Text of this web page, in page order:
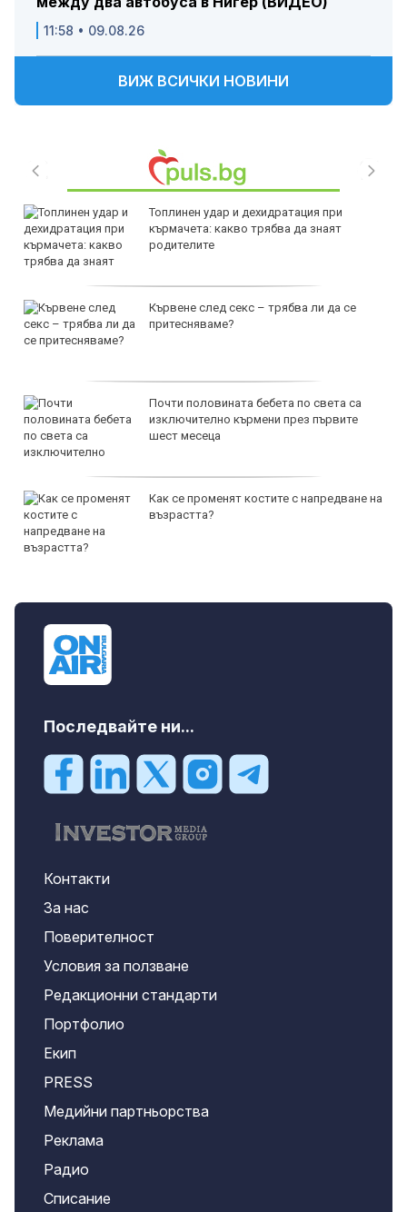
11:58 • 09.08.26
ВИЖ ВСИЧКИ НОВИНИ
Топлинен удар и дехидратация при
кърмачета: какво трябва да знаят
родителите
Кървене след секс – трябва ли да се
притесняваме?
Почти половината бебета по света са
изключително кърмени през първите
шест месеца
Как се променят костите с напредване на
възрастта?
Последвайте ни...
Контакти
За нас
Поверителност
Условия за ползване
Редакционни стандарти
Портфолио
Екип
PRESS
Медийни партньорства
Реклама
Радио
Списание